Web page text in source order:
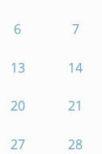
6 7
13 14
20 21
27 28